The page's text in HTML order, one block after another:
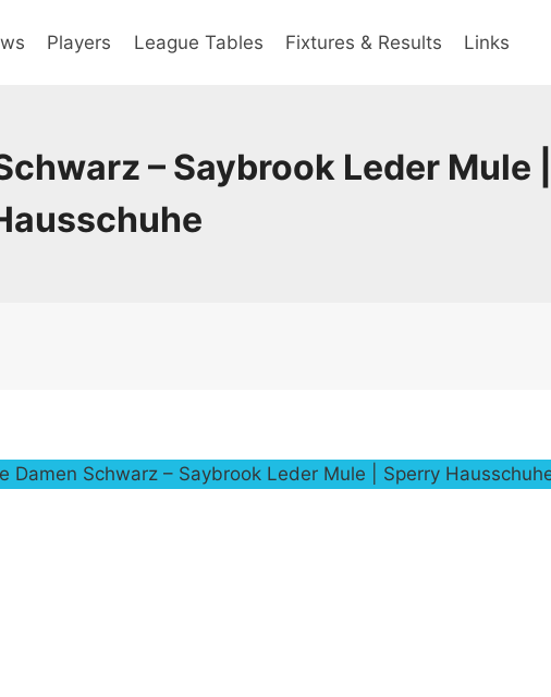
Players League Tables Fixtures & Results Links
– Saybrook Leder Mule
Damen Schwarz – Saybrook Leder Mule | Sperry